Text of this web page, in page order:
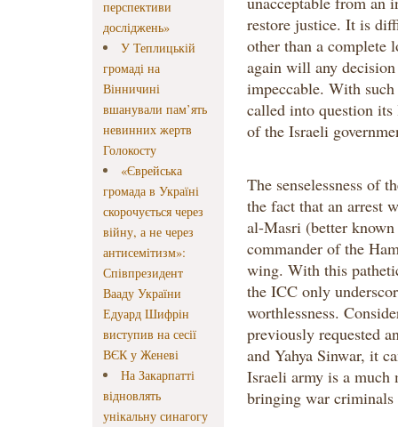
перспективи
досліджень»
У Теплицькій
громаді на
Вінничині
вшанували пам’ять
невинних жертв
Голокосту
«Єврейська
громада в Україні
скорочується через
війну, а не через
антисемітизм»:
Співпрезидент
Вааду України
Едуард Шифрін
виступив на сесії
ВЄК у Женеві
На Закарпатті
відновлять
унікальну синагогу
restore justice. It is
other than a complete
again will any
impeccable. With
called into question
of the Israeli
The senselessness of
the fact that an arrest
al-Masri (better
commander of the
wing. With this
the ICC only
worthlessness.
previously requested
and Yahya Sinwar, it
Israeli army is a much
bringing war